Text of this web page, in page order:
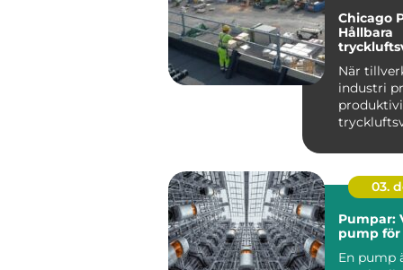
Chicago
Hållbara
När
industri
03.
Pumpar:
pump
En pump